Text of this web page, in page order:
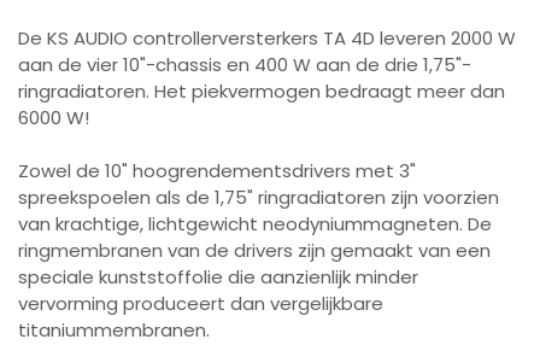
De KS AUDIO controllerversterkers TA 4D leveren 2000 W
aan de vier 10"-chassis en 400 W aan de drie 1,75"-
ringradiatoren. Het piekvermogen bedraagt ​​meer dan
6000 W!
Zowel de 10" hoogrendementsdrivers met 3"
spreekspoelen als de 1,75" ringradiatoren zijn voorzien
van krachtige, lichtgewicht neodyniummagneten. De
ringmembranen van de drivers zijn gemaakt van een
speciale kunststoffolie die aanzienlijk minder
vervorming produceert dan vergelijkbare
titaniummembranen.